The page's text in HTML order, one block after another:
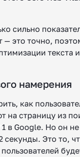
сильно
это точно,
текста
намерения
как
на страницу из
в Google. Но он
секунды. Это то,